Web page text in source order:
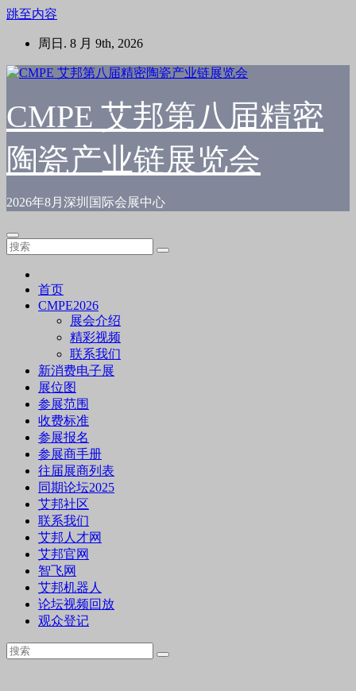
跳至内容
周日. 8 月 9th, 2026
CMPE 艾邦第八届精密
陶瓷产业链展览会
2026年8月深圳国际会展中心
首页
CMPE2026
展会介绍
精彩视频
联系我们
新消费电子展
展位图
参展范围
收费标准
参展报名
参展商手册
往届展商列表
同期论坛2025
艾邦社区
联系我们
艾邦人才网
艾邦官网
智飞网
艾邦机器人
论坛视频回放
观众登记